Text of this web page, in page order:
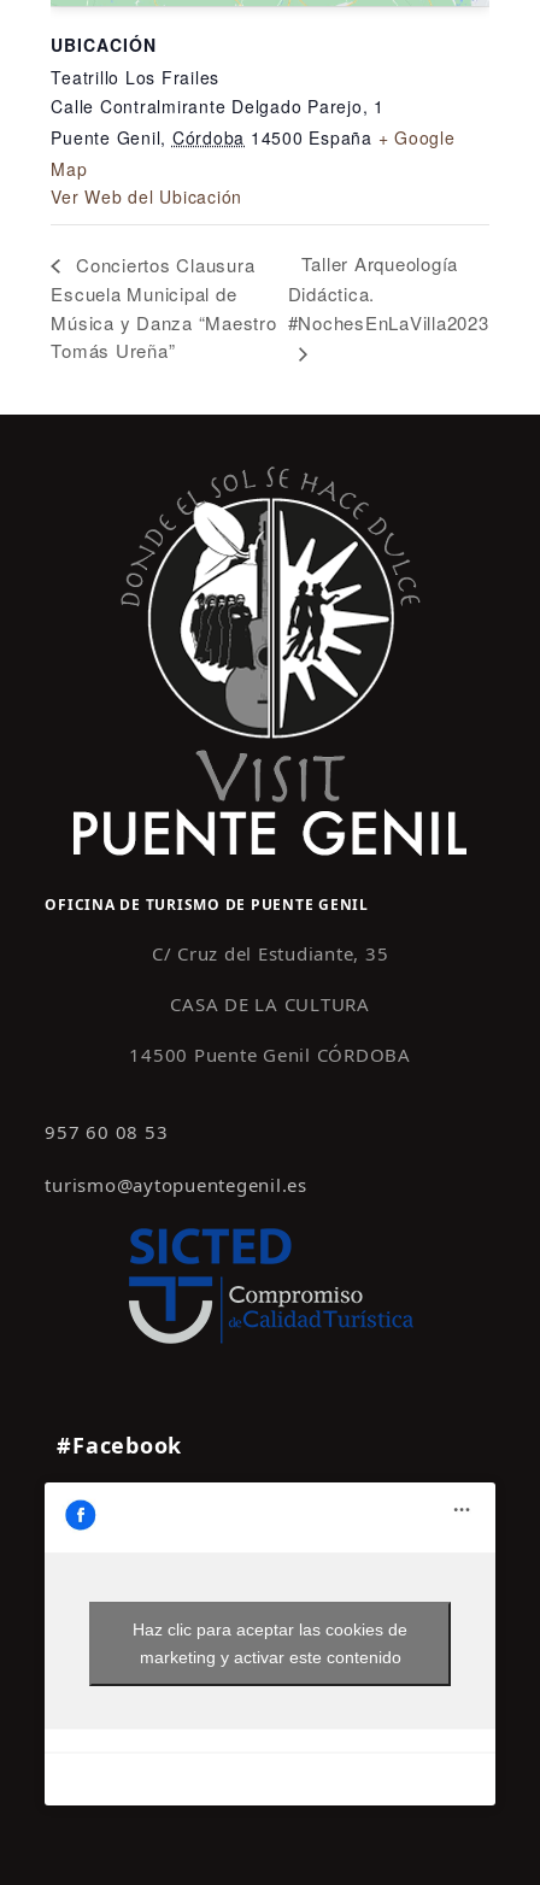
UBICACIÓN
Teatrillo Los Frailes
Calle Contralmirante Delgado Parejo, 1
Puente Genil, Córdoba 14500 España + Google
Map
Ver Web del Ubicación
Conciertos Clausura
Escuela Municipal de
Música y Danza “Maestro
Tomás Ureña”
Taller Arqueología
Didáctica.
#NochesEnLaVilla2023
OFICINA DE TURISMO DE PUENTE GENIL
C/ Cruz del Estudiante, 35
CASA DE LA CULTURA
14500 Puente Genil CÓRDOBA
957 60 08 53
turismo@aytopuentegenil.es
#Facebook
Haz clic para aceptar las cookies de
marketing y activar este contenido